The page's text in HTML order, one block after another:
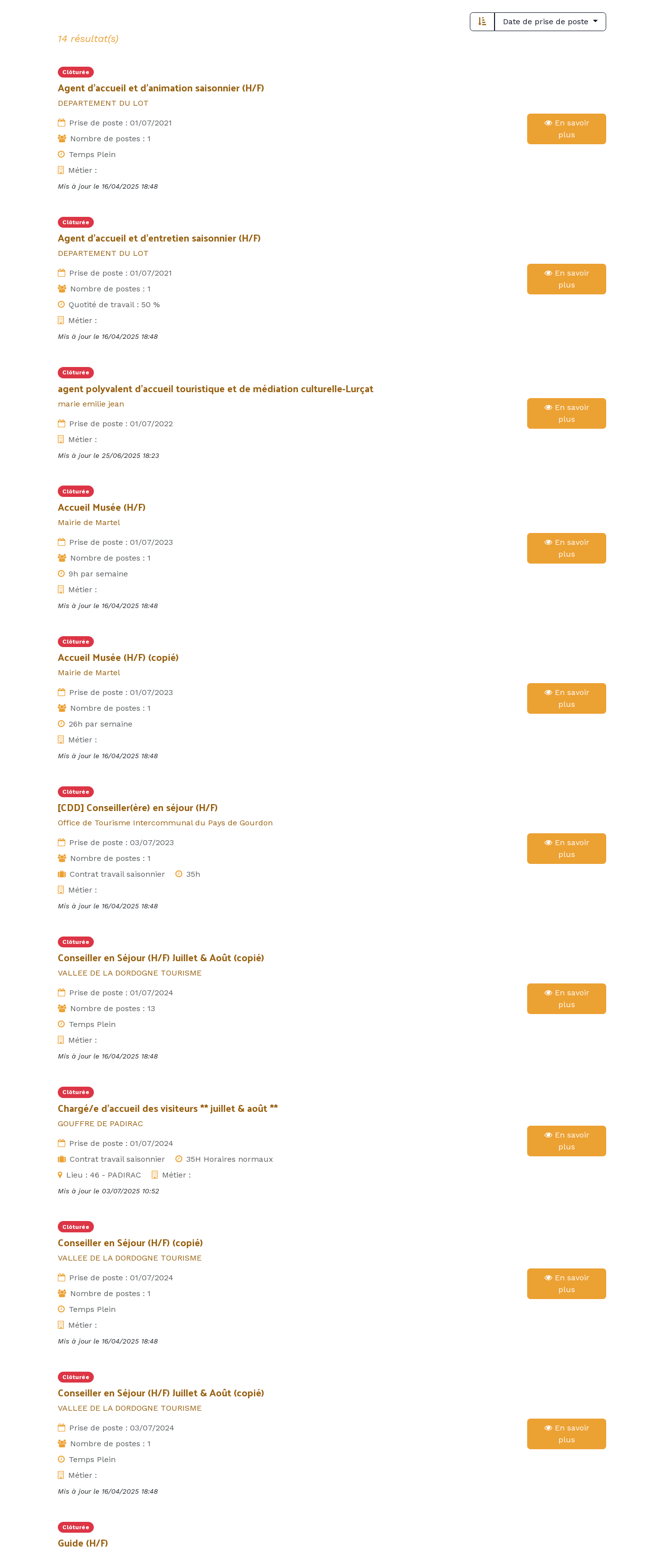
Date de prise de poste
14 résultat(s)
Clôturée
Agent d’accueil et d’animation saisonnier (H/F)
DEPARTEMENT DU LOT
Prise de poste : 01/07/2021
Nombre de postes : 1
Temps Plein
Métier :
Mis à jour le 16/04/2025 18:48
En savoir
plus
Clôturée
Agent d’accueil et d’entretien saisonnier (H/F)
DEPARTEMENT DU LOT
Prise de poste : 01/07/2021
Nombre de postes : 1
Quotité de travail : 50 %
Métier :
Mis à jour le 16/04/2025 18:48
En savoir
plus
Clôturée
agent polyvalent d'accueil touristique et de médiation culturelle-Lurçat
marie emilie jean
Prise de poste : 01/07/2022
Métier :
Mis à jour le 25/06/2025 18:23
En savoir
plus
Clôturée
Accueil Musée (H/F)
Mairie de Martel
Prise de poste : 01/07/2023
Nombre de postes : 1
9h par semaine
Métier :
Mis à jour le 16/04/2025 18:48
En savoir
plus
Clôturée
Accueil Musée (H/F) (copié)
Mairie de Martel
Prise de poste : 01/07/2023
Nombre de postes : 1
26h par semaine
Métier :
Mis à jour le 16/04/2025 18:48
En savoir
plus
Clôturée
[CDD] Conseiller(ère) en séjour (H/F)
Office de Tourisme Intercommunal du Pays de Gourdon
Prise de poste : 03/07/2023
Nombre de postes : 1
Contrat travail saisonnier
35h
Métier :
Mis à jour le 16/04/2025 18:48
En savoir
plus
Clôturée
Conseiller en Séjour (H/F) Juillet & Août (copié)
VALLEE DE LA DORDOGNE TOURISME
Prise de poste : 01/07/2024
Nombre de postes : 13
Temps Plein
Métier :
Mis à jour le 16/04/2025 18:48
En savoir
plus
Clôturée
Chargé/e d'accueil des visiteurs ** juillet & août **
GOUFFRE DE PADIRAC
Prise de poste : 01/07/2024
Contrat travail saisonnier
35H Horaires normaux
Lieu : 46 - PADIRAC Métier :
Mis à jour le 03/07/2025 10:52
En savoir
plus
Clôturée
Conseiller en Séjour (H/F) (copié)
VALLEE DE LA DORDOGNE TOURISME
Prise de poste : 01/07/2024
Nombre de postes : 1
Temps Plein
Métier :
Mis à jour le 16/04/2025 18:48
En savoir
plus
Clôturée
Conseiller en Séjour (H/F) Juillet & Août (copié)
VALLEE DE LA DORDOGNE TOURISME
Prise de poste : 03/07/2024
Nombre de postes : 1
Temps Plein
Métier :
Mis à jour le 16/04/2025 18:48
En savoir
plus
Clôturée
Guide (H/F)